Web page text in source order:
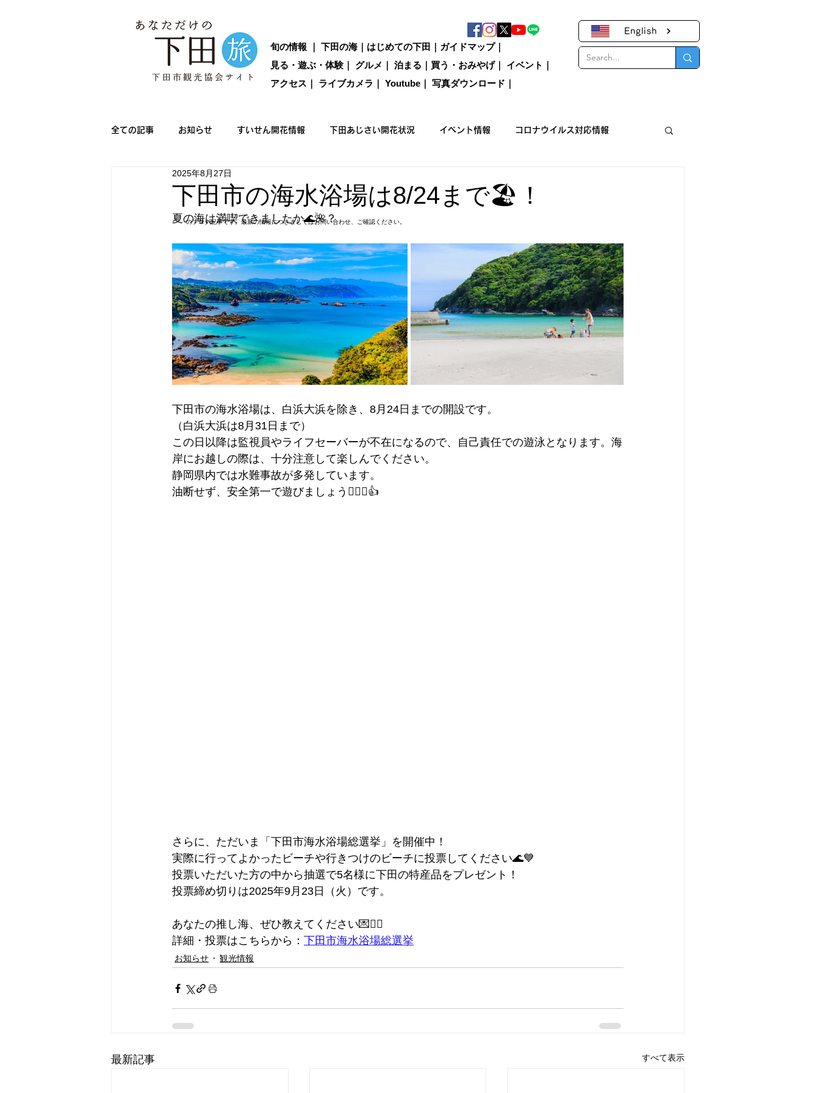
旬の情報 ｜ 下田の海 ｜ はじめての下田 ｜ ガイドマップ｜
見る・遊ぶ・体験｜ グルメ ｜ 泊まる ｜ 買う・おみやげ｜ イベント｜
アクセス ｜ ライブカメラ ｜ Youtube ｜ 写真ダウンロード ｜
English
全ての記事 お知らせ すいせん開花情報 下田あじさい開花状況 イベント情報 コロナウイルス対応情報
メディア情報 きんめ祭り
下田サマーフェスタ ノルディックウォーキング
下田市の海水浴場は8/24まで🏖️！
2025年8月27日
夏の海は満喫できましたか🌊🌺？
下田市の海水浴場は、白浜大浜を除き、8月24日までの開設です。
（白浜大浜は8月31日まで）
この日以降は監視員やライフセーバーが不在になるので、自己責任での遊泳となります。海
岸にお越しの際は、十分注意して楽しんでください。
静岡県内では水難事故が多発しています。
油断せず、安全第一で遊びましょう🏄‍♀️✨👍
さらに、ただいま「下田市海水浴場総選挙」を開催中！
実際に行ってよかったビーチや行きつけのビーチに投票してください🌊💙
投票いただいた方の中から抽選で5名様に下田の特産品をプレゼント！
投票締め切りは2025年9月23日（火）です。
あなたの推し海、ぜひ教えてください💌🏄‍♀️
詳細・投票はこちらから： 下田市海水浴場総選挙
お知らせ 観光情報
最新記事 すべて表示
のブログ記事です。最新の情報につきましてはお問い合わせ、ご確認ください。